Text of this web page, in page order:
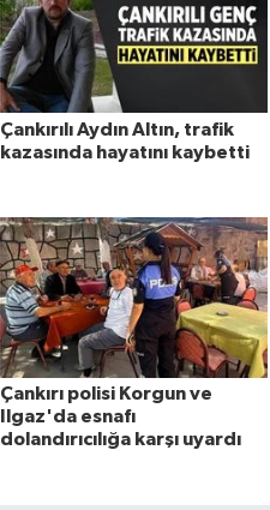
Çankırılı Aydın Altın, trafik
kazasında hayatını kaybetti
Çankırı polisi Korgun ve
Ilgaz'da esnafı
dolandırıcılığa karşı uyardı